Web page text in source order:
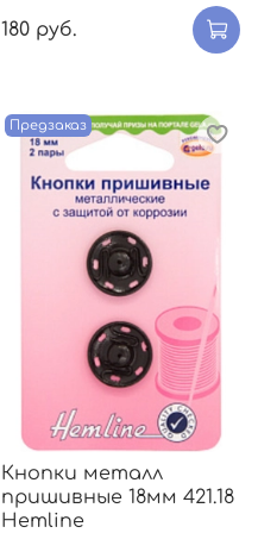
180 руб.
Предзаказ
Кнопки металл
пришивные 18мм 421.18
Hemline